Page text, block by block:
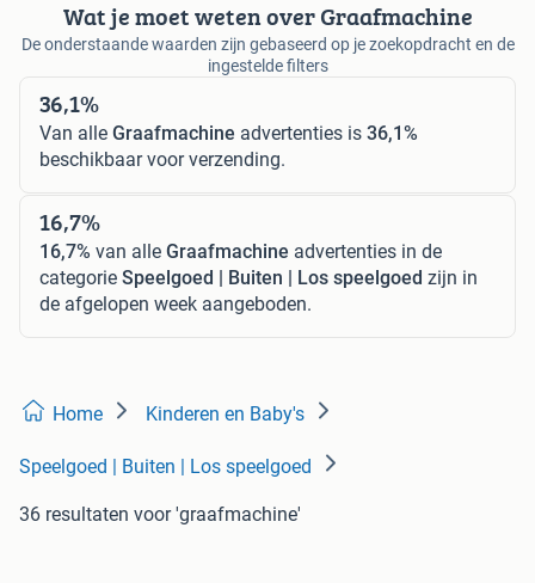
Wat je moet weten over Graafmachine
De onderstaande waarden zijn gebaseerd op je zoekopdracht en de
ingestelde filters
36,1%
Van alle Graafmachine advertenties is 36,1%
beschikbaar voor verzending.
16,7%
16,7% van alle Graafmachine advertenties in de
categorie Speelgoed | Buiten | Los speelgoed zijn in
de afgelopen week aangeboden.
Home Kinderen en Baby's
Speelgoed | Buiten | Los speelgoed
36 resultaten voor 'graafmachine'